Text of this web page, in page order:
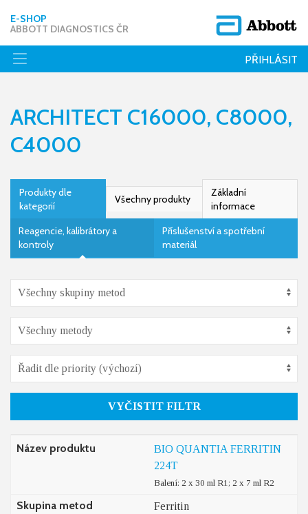
E-SHOP
ABBOTT DIAGNOSTICS ČR
PŘIHLÁSIT
ARCHITECT C16000, C8000,
C4000
Produkty dle
kategorií
Všechny produkty
Základní
informace
Reagencie, kalibrátory a
kontroly
Příslušenství a spotřební
materiál
VYČISTIT FILTR
Název produktu
BIO QUANTIA FERRITIN
224T
Balení: 2 x 30 ml R1; 2 x 7 ml R2
Skupina metod Ferritin